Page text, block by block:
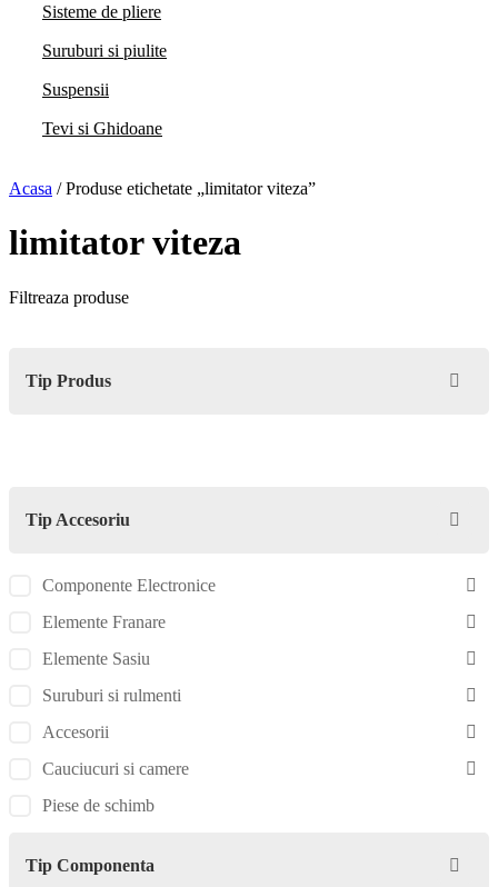
Sisteme de pliere
Suruburi si piulite
Suspensii
Tevi si Ghidoane
Acasa / Produse etichetate „limitator viteza”
limitator viteza
Filtreaza produse
Tip Produs
Tip Accesoriu
Componente Electronice
Elemente Franare
Elemente Sasiu
Suruburi si rulmenti
Accesorii
Cauciucuri si camere
Piese de schimb
Tip Componenta